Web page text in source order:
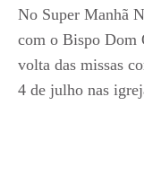
No Super Manhã
com o Bispo Dom
volta das missas
4 de julho nas